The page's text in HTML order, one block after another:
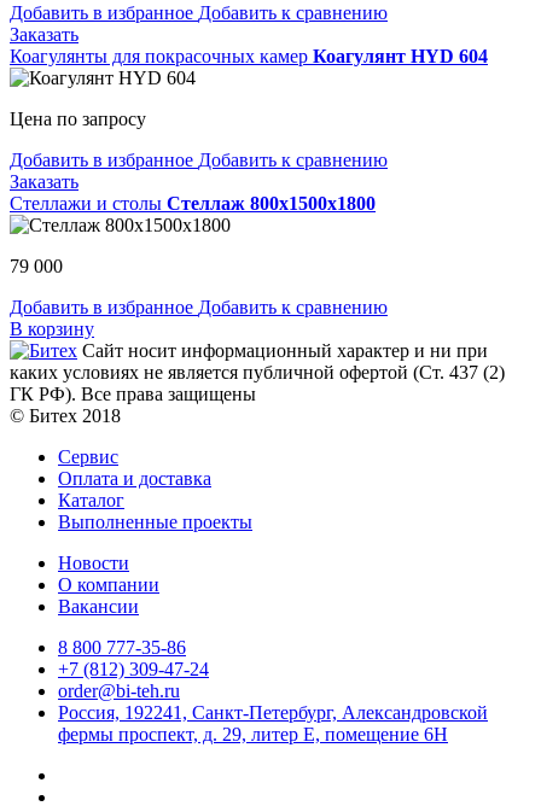
Добавить в избранное Добавить к сравнению
Заказать
Коагулянты для покрасочных камер Коагулянт HYD 604
Цена по запросу
Добавить в избранное Добавить к сравнению
Заказать
Стеллажи и столы Стеллаж 800x1500x1800
79 000
Добавить в избранное Добавить к сравнению
В корзину
Сайт носит информационный характер и ни при
каких условиях не является публичной офертой (Ст. 437 (2)
ГК РФ). Все права защищены
© Битех 2018
Сервис
Оплата и доставка
Каталог
Выполненные проекты
Новости
О компании
Вакансии
8 800 777-35-86
+7 (812) 309-47-24
order@bi-teh.ru
Россия, 192241, Санкт-Петербург, Александровской
фермы проспект, д. 29, литер Е, помещение 6Н